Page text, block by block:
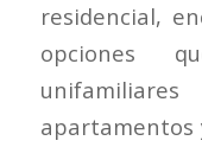
residencial,
opciones
apartamentos